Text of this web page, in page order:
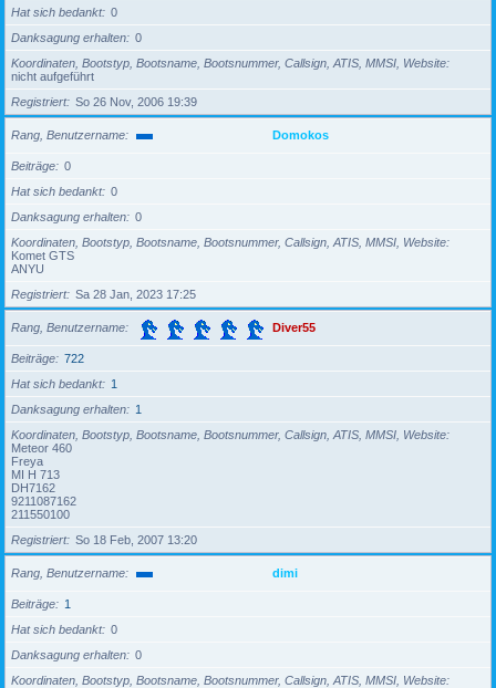
Hat sich bedankt
0
Danksagung erhalten
0
Koordinaten, Bootstyp, Bootsname, Bootsnummer, Callsign, ATIS, MMSI, Website
nicht aufgeführt
Registriert
So 26 Nov, 2006 19:39
Rang, Benutzername Domokos
Beiträge
0
Hat sich bedankt
0
Danksagung erhalten
0
Koordinaten, Bootstyp, Bootsname, Bootsnummer, Callsign, ATIS, MMSI, Website
Komet GTS
ANYU
Registriert
Sa 28 Jan, 2023 17:25
Rang, Benutzername Diver55
Beiträge
722
Hat sich bedankt
1
Danksagung erhalten
1
Koordinaten, Bootstyp, Bootsname, Bootsnummer, Callsign, ATIS, MMSI, Website
Meteor 460
Freya
MI H 713
DH7162
9211087162
211550100
Registriert
So 18 Feb, 2007 13:20
Rang, Benutzername dimi
Beiträge
1
Hat sich bedankt
0
Danksagung erhalten
0
Koordinaten, Bootstyp, Bootsname, Bootsnummer, Callsign, ATIS, MMSI, Website